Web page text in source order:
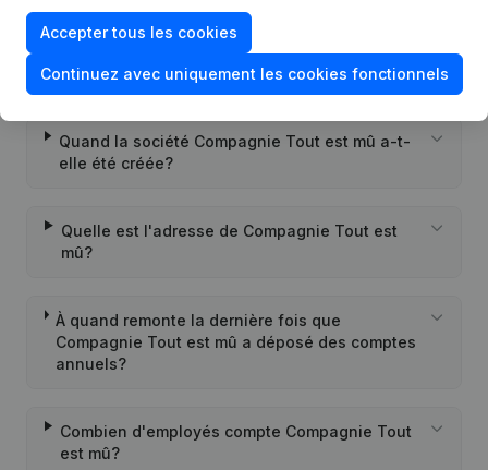
Quel est l'identifiant PEPPOL de Compagnie
Tout est mû?
Quand la société Compagnie Tout est mû a-t-
elle été créée?
Quelle est l'adresse de Compagnie Tout est
mû?
À quand remonte la dernière fois que
Compagnie Tout est mû a déposé des comptes
annuels?
Combien d'employés compte Compagnie Tout
est mû?
Accepter tous les cookies
Continuez avec uniquement les cookies fonctionnels